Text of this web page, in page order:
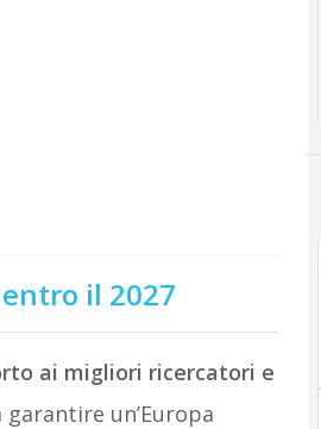
il 2027
ai migliori ricercatori e
un’Europa